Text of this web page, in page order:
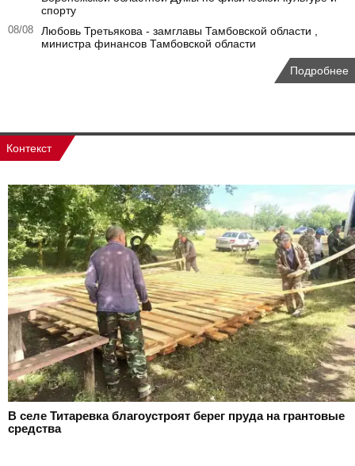
спорту
08/08
Любовь Третьякова - замглавы Тамбовской области ,
министра финансов Тамбовской области
Подробнее
Контекст
В селе Титаревка благоустроят берег пруда на грантовые
средства